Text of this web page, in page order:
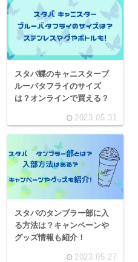
スタバ蝶のキャニスターブ
ルーバタフライのサイズ
は？オンラインで買える？
2023.05.31
スタバのタンブラー部に入
る方法は？キャンペーンや
グッズ情報も紹介！
2023.05.27